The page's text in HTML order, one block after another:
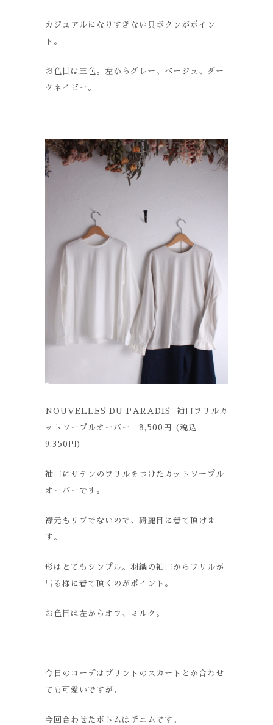
カジュアルになりすぎない貝ボタンがポイン
ト。
お色目は三色。左からグレー、ベージュ、ダー
クネイビー。
NOUVELLES DU PARADIS 袖口フリルカ
ットソープルオーバー 8,500円 (税込
9,350円)
袖口にサテンのフリルをつけたカットソープル
オーバーです。
襟元もリブでないので、綺麗目に着て頂けま
す。
形はとてもシンプル。羽織の袖口からフリルが
出る様に着て頂くのがポイント。
お色目は左からオフ、ミルク。
今日のコーデはプリントのスカートとか合わせ
ても可愛いですが、
今回合わせたボトムはデニムです。